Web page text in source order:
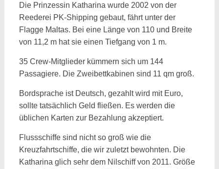
Die Prinzessin Katharina wurde 2002 von der
Reederei PK-Shipping gebaut, fährt unter der
Flagge Maltas. Bei eine Länge von 110 und Breite
von 11,2 m hat sie einen Tiefgang von 1 m.
35 Crew-Mitglieder kümmern sich um 144
Passagiere. Die Zweibettkabinen sind 11 qm groß.
Bordsprache ist Deutsch, gezahlt wird mit Euro,
sollte tatsächlich Geld fließen. Es werden die
üblichen Karten zur Bezahlung akzeptiert.
Flussschiffe sind nicht so groß wie die
Kreuzfahrtschiffe, die wir zuletzt bewohnten. Die
Katharina glich sehr dem Nilschiff von 2011. Größe